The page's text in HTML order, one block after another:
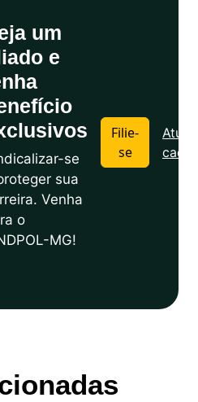
um
e
se
sua
Venha
o
MG!
Filie-
se